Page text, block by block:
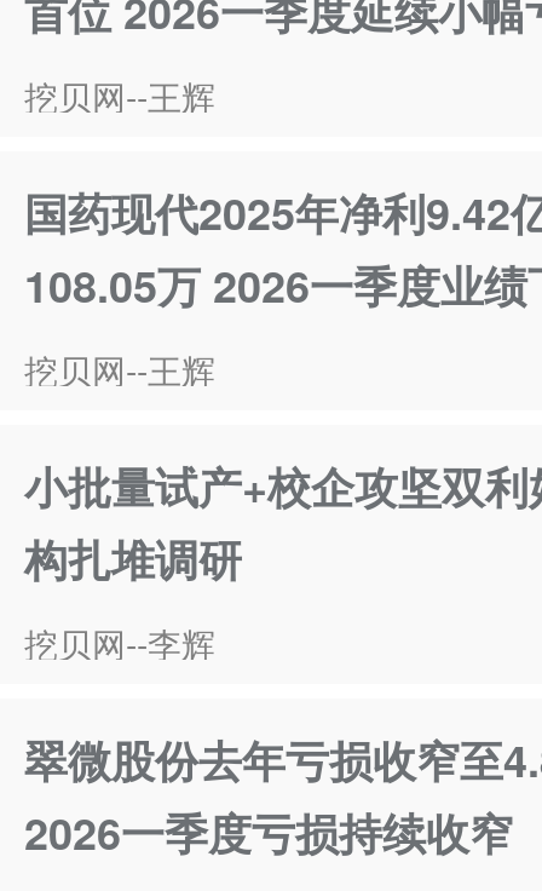
挖贝网--王辉
国药现代2025年净利9.42
108.05万 2026一季度业
挖贝网--王辉
小批量试产+校企攻坚双
构扎堆调研
挖贝网--李辉
翠微股份去年亏损收窄至
2026一季度亏损持续收窄